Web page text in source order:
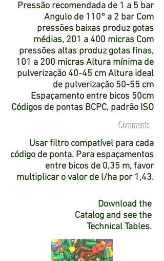
Pressão recomendada de 1 a 5 bar
Angulo de 110° a 2 bar Com
pressões baixas produz gotas
médias, 201 a 400 micras Com
pressões altas produz gotas finas,
101 a 200 micras Altura mínima de
pulverização 40-45 cm Altura ideal
de pulverização 50-55 cm
Espaçamento entre bicos 50cm
Códigos de pontas BCPC, padrão ISO
Comments
Usar filtro compatível para cada
código de ponta. Para espaçamentos
entre bicos de 0,35 m, favor
multiplicar o valor de l/ha por 1,43.
Download the
Catalog and see the
Technical Tables.